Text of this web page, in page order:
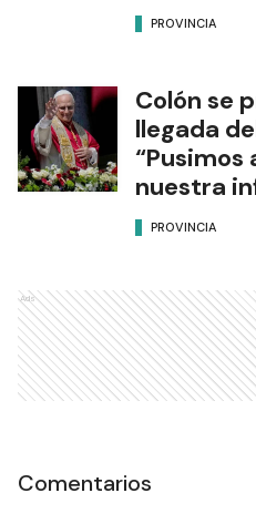
PROVINCIA
Colón se
llegada
nuestra
PROVINCIA
Ads
Comentarios